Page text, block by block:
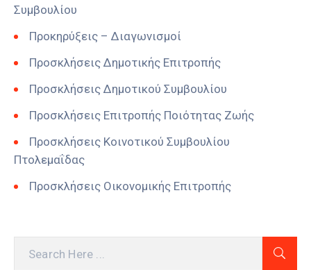
Συμβουλίου
Προκηρύξεις – Διαγωνισμοί
Προσκλήσεις Δημοτικής Επιτροπής
Προσκλήσεις Δημοτικού Συμβουλίου
Προσκλήσεις Επιτροπής Ποιότητας Ζωής
Προσκλήσεις Κοινοτικού Συμβουλίου
Πτολεμαΐδας
Προσκλήσεις Οικονομικής Επιτροπής